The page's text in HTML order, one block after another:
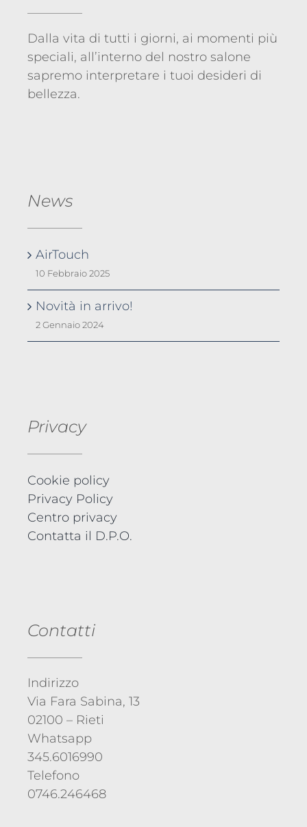
Dalla vita di tutti i giorni, ai momenti più
speciali, all’interno del nostro salone
sapremo interpretare i tuoi desideri di
bellezza.
News
AirTouch
10 Febbraio 2025
Novità in arrivo!
2 Gennaio 2024
Privacy
Cookie policy
Privacy Policy
Centro privacy
Contatta il D.P.O.
Contatti
Indirizzo
Via Fara Sabina, 13
02100 – Rieti
Whatsapp
345.6016990
Telefono
0746.246468